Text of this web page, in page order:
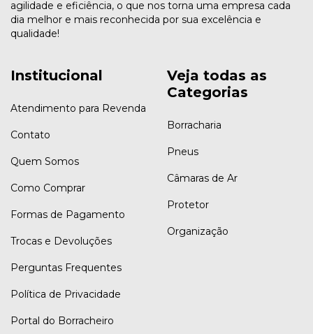
agilidade e eficiência, o que nos torna uma empresa cada
dia melhor e mais reconhecida por sua excelência e
qualidade!
Institucional
Atendimento para Revenda
Contato
Quem Somos
Como Comprar
Formas de Pagamento
Trocas e Devoluções
Perguntas Frequentes
Política de Privacidade
Portal do Borracheiro
Veja todas as
Categorias
Borracharia
Pneus
Câmaras de Ar
Protetor
Organização